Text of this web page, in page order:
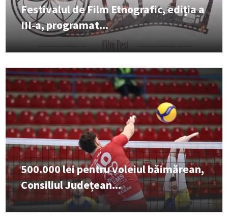
Festivalul de Film Etnografic, ediția a
III‑a, programat...
500.000 lei pentru voleiul băimărean,
Consiliul Județean...